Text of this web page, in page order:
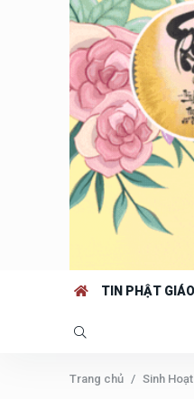
TIN PHẬT GIÁO
Trang chủ Sinh